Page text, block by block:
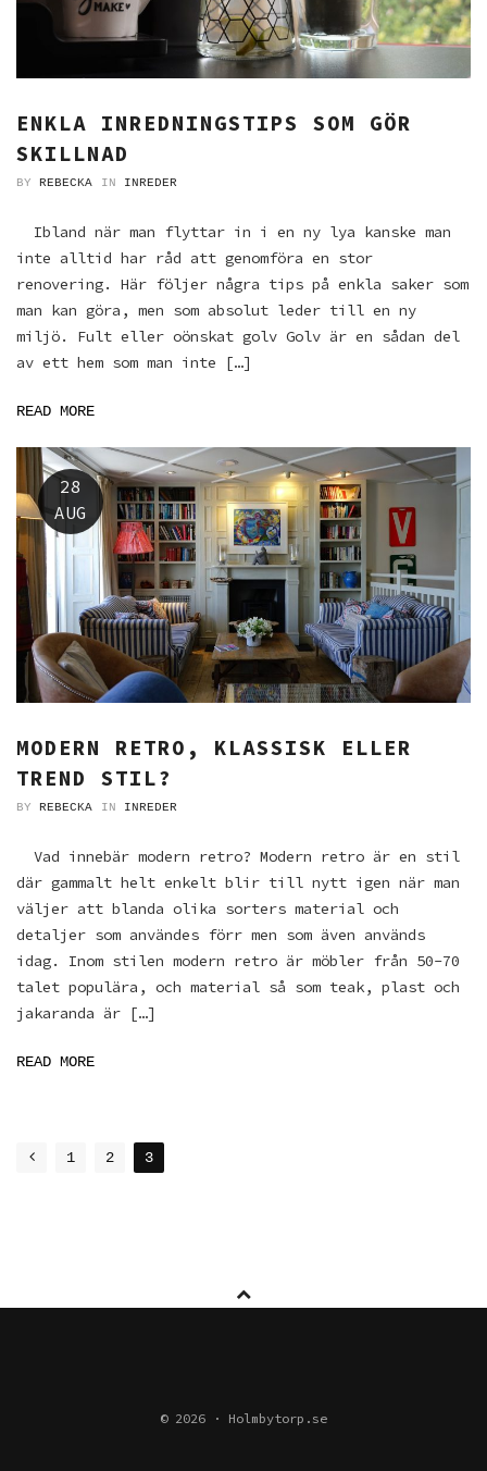
ENKLA INREDNINGSTIPS SOM GÖR
SKILLNAD
BY REBECKA IN INREDER
Ibland när man flyttar in i en ny lya kanske man
inte alltid har råd att genomföra en stor
renovering. Här följer några tips på enkla saker som
man kan göra, men som absolut leder till en ny
miljö. Fult eller oönskat golv Golv är en sådan del
av ett hem som man inte […]
READ MORE
28
AUG
MODERN RETRO, KLASSISK ELLER
TREND STIL?
BY REBECKA IN INREDER
Vad innebär modern retro? Modern retro är en stil
där gammalt helt enkelt blir till nytt igen när man
väljer att blanda olika sorters material och
detaljer som användes förr men som även används
idag. Inom stilen modern retro är möbler från 50-70
talet populära, och material så som teak, plast och
jakaranda är […]
READ MORE
NAVIGATION
1 2 3
© 2026 · Holmbytorp.se